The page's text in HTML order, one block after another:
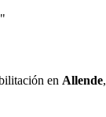
en Allende,